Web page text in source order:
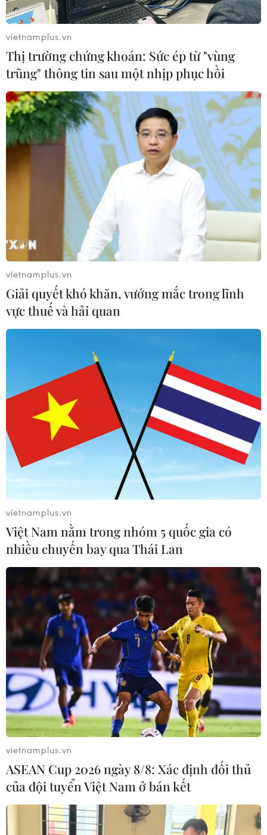
25/07/2020 12:59
Hạng mục Cảng nhập than và đê chắn sóng của Dự án
cơ sở hạ tầng thuộc Trung tâm Điện lực Quảng Trạch có
tổng mức đầu tư 3.500 tỷ đồng.
Dự án đường dây 500kV mạch 3: Vẫn khó
khăn khâu giải phóng mặt bằng
02/10/2020 11:45
phương vẫn chưa phê duyệt phương án bồi thường
phần hành lang tuyến, một số hộ dân vẫn chưa bàn
giao mặt bằng với lý do đơn giá đền bù thấp.
EVN mở gói thầu trên 30.000 tỷ đồng dự
án nhiệt điện Quảng Trạch 1
07/10/2020 11:00
Dự án Nhà máy Nhiệt điện Quảng Trạch I là một trong
những dự án nguồn điện lớn, quan trọng của EVN sau
khi đi vào vận hành mỗi năm nhà máy cung cấp
khoảng 8,4 tỷ kWh.
vietnamplus.vn
Thị trường chứng khoán: Sức ép từ "vùng
trũng" thông tin sau một nhịp phục hồi
vietnamplus.vn
Giải quyết khó khăn, vướng mắc trong lĩnh
vực thuế và hải quan
vietnamplus.vn
Việt Nam nằm trong nhóm 5 quốc gia có
nhiều chuyến bay qua Thái Lan
vietnamplus.vn
ASEAN Cup 2026 ngày 8/8: Xác định đối thủ
của đội tuyển Việt Nam ở bán kết